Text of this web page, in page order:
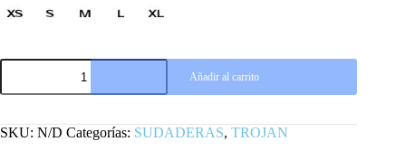
SUDADERA
TROJAN
cantidad
Añadir al carrito
SKU: N/D Categorías: SUDADERAS, TROJAN